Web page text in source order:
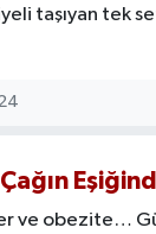
taşıyan tek
ve obezite…